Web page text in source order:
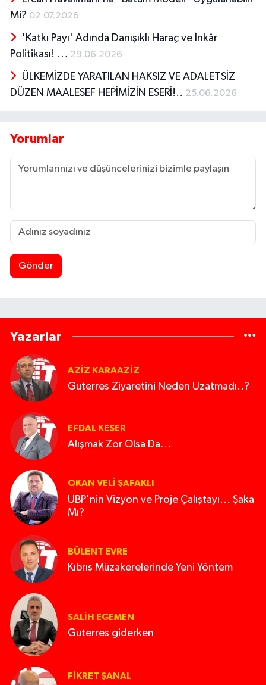
Mi? 02.07.2026
'Katkı Payı' Adında Danışıklı Haraç ve İnkâr
Politikası! … 29.06.2026
ÜLKEMİZDE YARATILAN HAKSIZ VE ADALETSİZ
DÜZEN MAALESEF HEPİMİZİN ESERİ!.. 25.06.2026
Yorumlar
Gönder
Yazarlar
AZIZ KARAAZIZ
Guterres Ziyaretini Neden Uzatmadı..?
EFDAL KESER
Alışmak Zor Olsa Da…
OKAN VELI ŞAFAKLI
UBP'nin Vizyon ve Proje Çalıştayı... Şaka
Mı?
BÜLENT EVRE
Kıbrıs Müzakerelerinde Yeni Yöntem
SALIH EGEMEN
Guterres giderken
FIKRET ŞANAL